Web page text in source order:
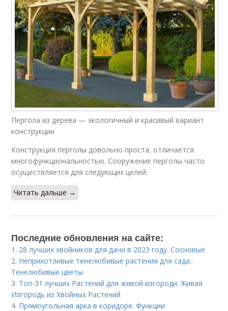
Пергола из дерева — экологичный и красивый вариант
конструкции
Конструкция перголы довольно проста, отличается
многофункциональностью. Сооружение перголы часто
осуществляется для следующих целей:
Читать дальше →
Последние обновления на сайте:
1. 28 лучших хвойников для дачи в 2023 году. Сосновые
2. Неприхотливые тенелюбивые растения для сада..
Тенелюбивые цветы
3. Топ-31 лучших Растений для живой изгороди. Живая
Изгородь из Хвойных Растений
4. Прямоугольная арка в коридоре. Функции